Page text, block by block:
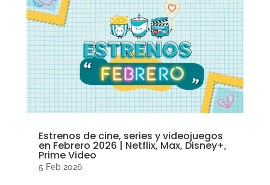
Estrenos de cine, series y videojuegos
en Febrero 2026 | Netflix, Max, Disney+,
Prime Video
5 Feb 2026